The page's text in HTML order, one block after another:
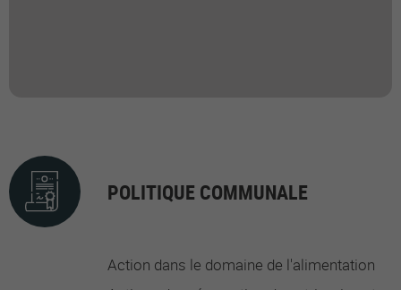
POLITIQUE COMMUNALE
Action dans le domaine de l'alimentation